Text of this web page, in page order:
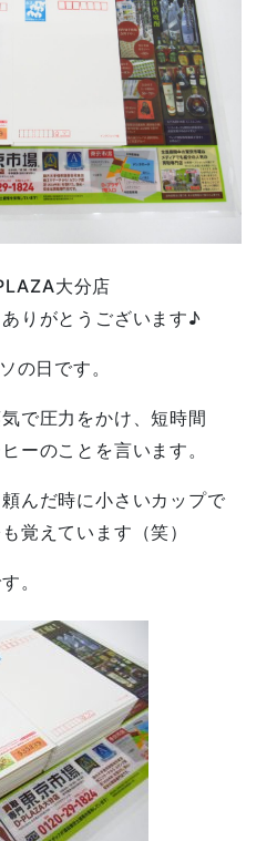
大分店
りがとうございます♪
の日です。
で圧力をかけ、短時間
ーのことを言います。
んだ時に小さいカップで
覚えています（笑）
。